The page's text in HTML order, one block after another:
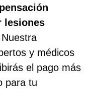
lesiones
y médicos
el pago más
para tu